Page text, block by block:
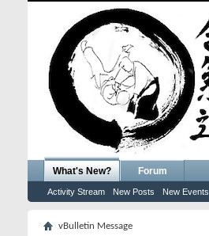
What's New?
Activity Stream New Posts New Events
Forum
vBulletin Message